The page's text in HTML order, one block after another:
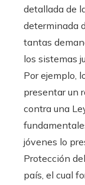
detallada de
determinada
tantas
los sistemas
Por ejemplo,
presentar un
contra una
jóvenes lo
Protección
país, el cual